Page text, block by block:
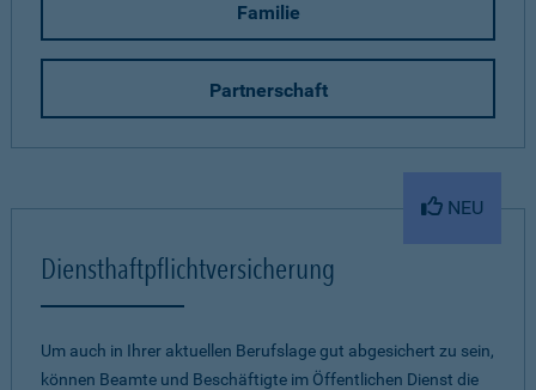
Familie
Partnerschaft
NEU
Diensthaftpflichtversicherung
Um auch in Ihrer aktuellen Berufslage gut abgesichert zu sein,
können Beamte und Beschäftigte im Öffentlichen Dienst die